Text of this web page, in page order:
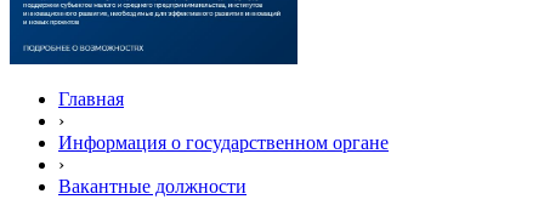
Главная
›
Информация о государственном органе
›
Вакантные должности